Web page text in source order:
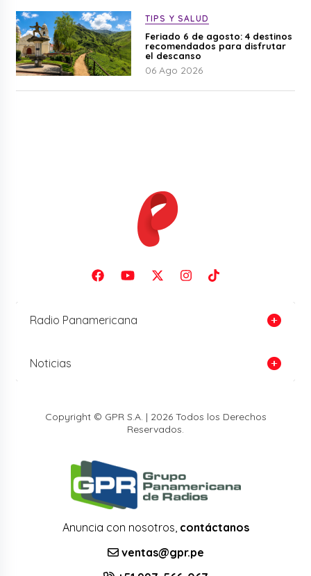
TIPS Y SALUD
Feriado 6 de agosto: 4 destinos
recomendados para disfrutar
el descanso
06 Ago 2026
Radio Panamericana
Noticias
Copyright © GPR S.A. | 2026 Todos los Derechos
Reservados.
Anuncia con nosotros, contáctanos
ventas@gpr.pe